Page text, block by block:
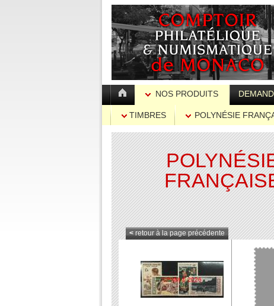
NOS PRODUITS
TIMBRES POLYNÉSIE
< retour à la page précédente